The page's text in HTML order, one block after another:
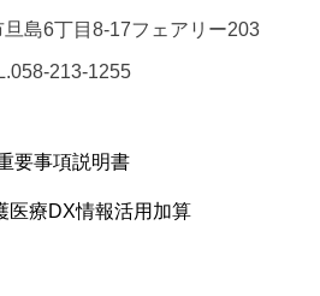
島6丁目8-17フェアリー203
213-1255
要事項説明書
医療DX情報活用加算